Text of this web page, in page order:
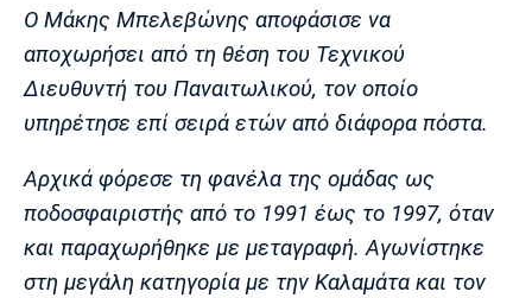
Μάντσεστερ
Τσέλσι Άρσεναλ
Λίβερπουλ
Μάντσεστερ
Σίτι
Γιουβέντους
Ο Μάκης Μπελεβώνης αποφάσισε να
αποχωρήσει από τη θέση του Τεχνικού
Διευθυντή του Παναιτωλικού, τον οποίο
υπηρέτησε επί σειρά ετών από διάφορα πόστα.
Αρχικά φόρεσε τη φανέλα της ομάδας ως
ποδοσφαιριστής από το 1991 έως το 1997, όταν
και παραχωρήθηκε με μεταγραφή. Αγωνίστηκε
στη μεγάλη κατηγορία με την Καλαμάτα και τον